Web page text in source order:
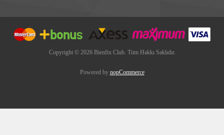
Copyright © 2026 Bienfix Club. Tüm Hakkı Saklıdır.
Powered by nopCommerce